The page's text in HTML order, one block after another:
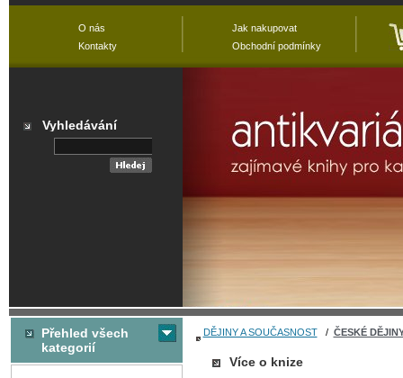
DĚJINY A SOUČASNOST/ ČESKÉ
Více o knize
Přehled všech
kategorií
O nás
Kontakty
Jak nakupovat
Obchodní podmínky
Vyhledávání